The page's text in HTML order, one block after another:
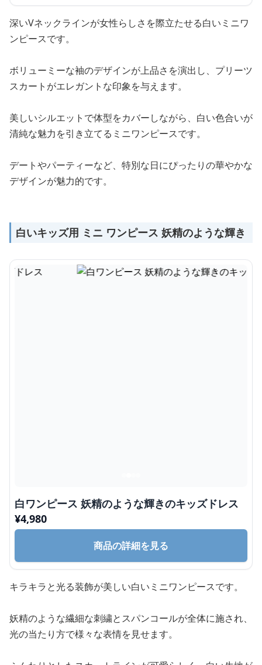
深いVネックラインが女性らしさを際立たせる白いミニワ
ンピースです。
ボリューミーな袖のデザインが上品さを演出し、プリーツ
スカートがエレガントな印象を与えます。
美しいシルエットで体型をカバーしながら、白い色合いが
清純な魅力を引き立てるミニワンピースです。
デートやパーティーなど、特別な日にぴったりの華やかな
デザインが魅力的です。
白いキッズ用 ミニ ワンピース 妖精のような輝き
白ワンピース 妖精のような輝きのキッズドレス
¥4,980
商品の詳細を見る
キラキラと光る装飾が美しい白いミニワンピースです。
妖精のような繊細な刺繍とスパンコールが全体に施され、
光の当たり方で様々な表情を見せます。